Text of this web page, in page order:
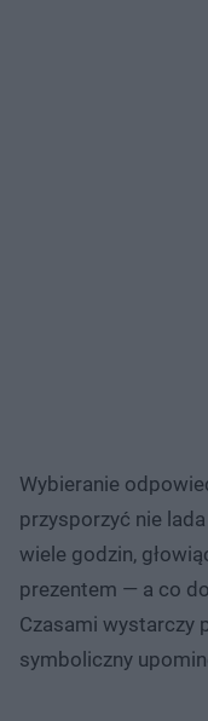
Wybieranie
przysporzyć nie
wiele godzin,
prezentem — a co
Czasami wystarczy
symboliczny